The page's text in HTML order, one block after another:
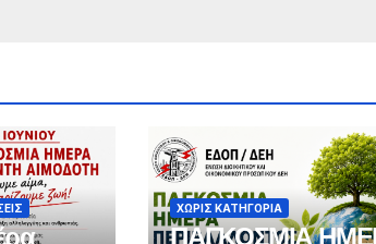
ΧΩΡΊΣ ΚΑΤΗΓΟΡΊΑ
ΠΑΓΚΟΣΜΙΑ